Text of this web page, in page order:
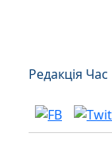
Редакція Час